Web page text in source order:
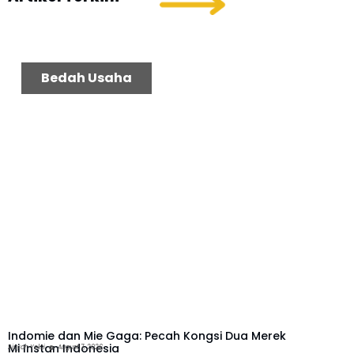
Bedah Usaha
Indomie dan Mie Gaga: Pecah Kongsi Dua Merek
Mi Instan Indonesia
Aisyah Yekti August 7, 2026